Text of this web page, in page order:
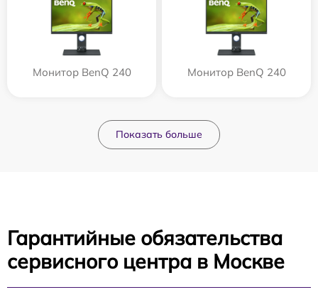
Монитор BenQ 240 Монитор BenQ 240
Показать больше
Гарантийные обязательства
сервисного центра в Москве